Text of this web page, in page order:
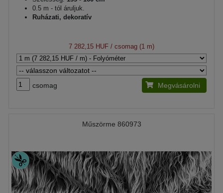
0.5 m - tól áruljuk.
Ruházati, dekoratív
7 282,15 HUF / csomag (1 m)
csomag Megvásárolni
Műszörme 860973